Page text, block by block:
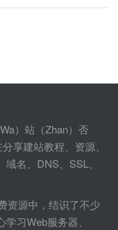
）站（Zhan）否
享建站教程、资源、
名、DNS、SSL、
资源中，结识了不少
习Web服务器、